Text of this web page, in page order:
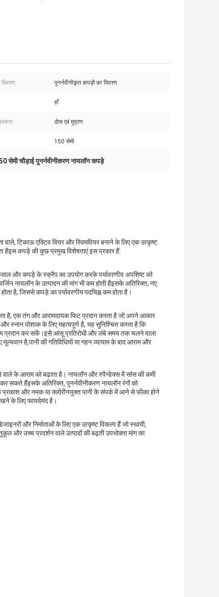
पुनर्नवीनीकृत कपड़ों का विवरण
हाँ
ठोस एवं मुद्रण
150 सेमी
सेमी चौड़ाई पुनर्नवीनीकरण नायलॉन कपड़े
टिकाऊ एक्टिव वियर और स्विमवियर बनाने के लिए एक उत्कृष्ट
हैइस कपड़े की कुछ प्रमुख विशेषताएं इस प्रकार हैं:
और कपड़े के स्क्रैप का उपयोग करके पर्यावरणीय अपशिष्ट को
नायलॉन के उत्पादन की मांग भी कम होती हैइसके अतिरिक्त, नए
है, जिससे कपड़े का पर्यावरणीय पदचिह्न कम होता है।
है, एक तंग और आरामदायक फिट प्रदान करता है जो अपने आकार
स्नान पोशाक के लिए महत्वपूर्ण है, यह सुनिश्चित करता है कि
प्रदान कर सकें।इसे आंसू प्रतिरोधी और लंबे समय तक चलने वाला
है,पानी की गतिविधियों या गहन व्यायाम के बाद आराम और
के आराम को बढ़ाता है। नायलॉन और स्पैन्डेक्स में सांस की कमी
सकते हैंइसके अतिरिक्त, पुनर्नवीनीकरण नायलॉन रंगों को
और नमक या क्लोरीनयुक्त पानी के संपर्क में आने से फीका होने
रखने के लिए फायदेमंद है।
और निर्माताओं के लिए एक उत्कृष्ट विकल्प हैं जो स्थायी,
और उच्च प्रदर्शन वाले उत्पादों की बढ़ती उपभोक्ता मांग का